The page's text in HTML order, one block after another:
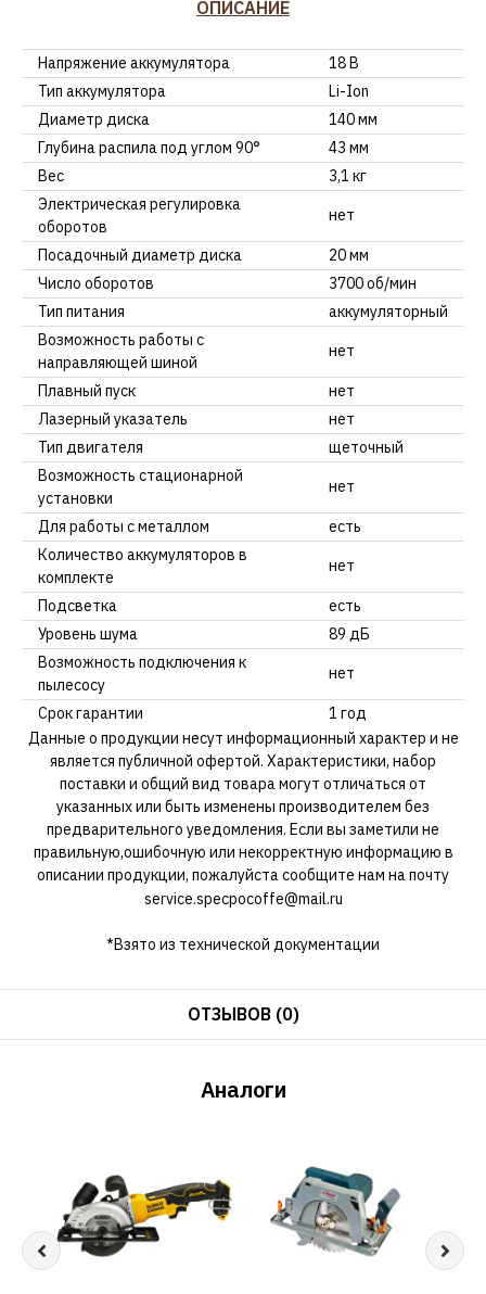
ОПИСАНИЕ
Напряжение аккумулятора
18 В
Тип аккумулятора
Li-Ion
Диаметр диска
140 мм
Глубина распила под углом 90°
43 мм
Вес
3,1 кг
Электрическая регулировка
оборотов
нет
Посадочный диаметр диска
20 мм
Число оборотов
3700 об/мин
Тип питания
аккумуляторный
Возможность работы с
направляющей шиной
нет
Плавный пуск
нет
Лазерный указатель
нет
Тип двигателя
щеточный
Возможность стационарной
установки
нет
Для работы с металлом
есть
Количество аккумуляторов в
комплекте
нет
Подсветка
есть
Уровень шума
89 дБ
Возможность подключения к
пылесосу
нет
Срок гарантии
1 год
Данные о продукции несут информационный характер и не
является публичной офертой. Характеристики, набор
поставки и общий вид товара могут отличаться от
указанных или быть изменены производителем без
предварительного уведомления. Если вы заметили не
правильную,ошибочную или некорректную информацию в
описании продукции, пожалуйста сообщите нам на почту
service.specpocoffe@mail.ru
*Взято из технической документации
ОТЗЫВОВ (0)
Аналоги